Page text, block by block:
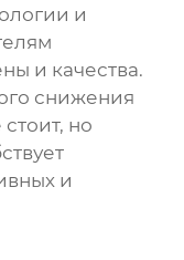
и
и качества.
снижения
но
и